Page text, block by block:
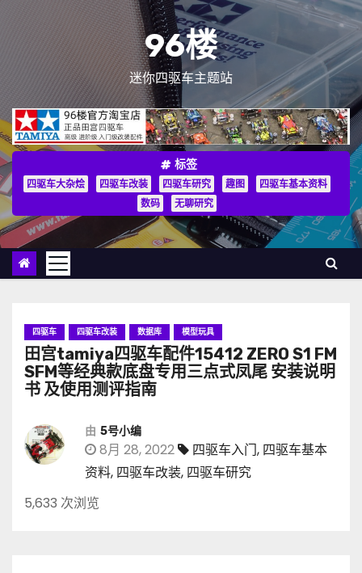
96楼
迷你四驱车主题站
标签
四驱车大杂烩 四驱车改装 四驱车研究 趣图
四驱车基本资料
数码
无聊研究
四驱车 四驱车改装 数据库 模型玩具
田宫tamiya四驱车配件15412 ZERO S1 FM
SFM等经典款底盘专用三点式凤尾 安装说明
书 及使用测评指南
由 5号小编
8月 28, 2022 四驱车入门, 四驱车基本
资料, 四驱车改装, 四驱车研究
5,633 次浏览